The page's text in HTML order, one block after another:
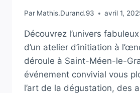
Par Mathis.Durand.93 avril 1,
Découvrez l’univers
d’un atelier d’initiation à
déroule à Saint-Méen-le-
événement convivial vous
l’art de la dégustation, des